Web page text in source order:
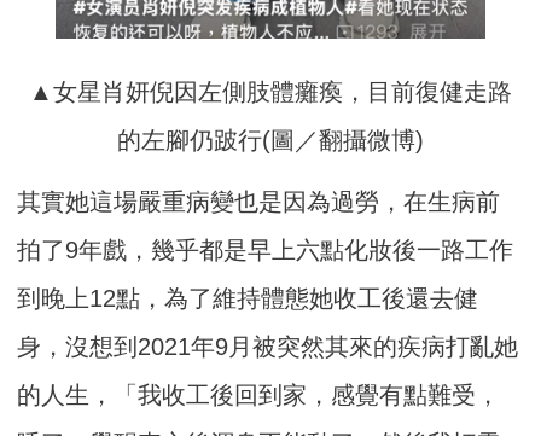
▲女星肖妍倪因左側肢體癱瘓，目前復健走路
的左腳仍跛行(圖／翻攝微博)
其實她這場嚴重病變也是因為過勞，在生病前
拍了9年戲，幾乎都是早上六點化妝後一路工作
到晚上12點，為了維持體態她收工後還去健
身，沒想到2021年9月被突然其來的疾病打亂她
的人生，「我收工後回到家，感覺有點難受，